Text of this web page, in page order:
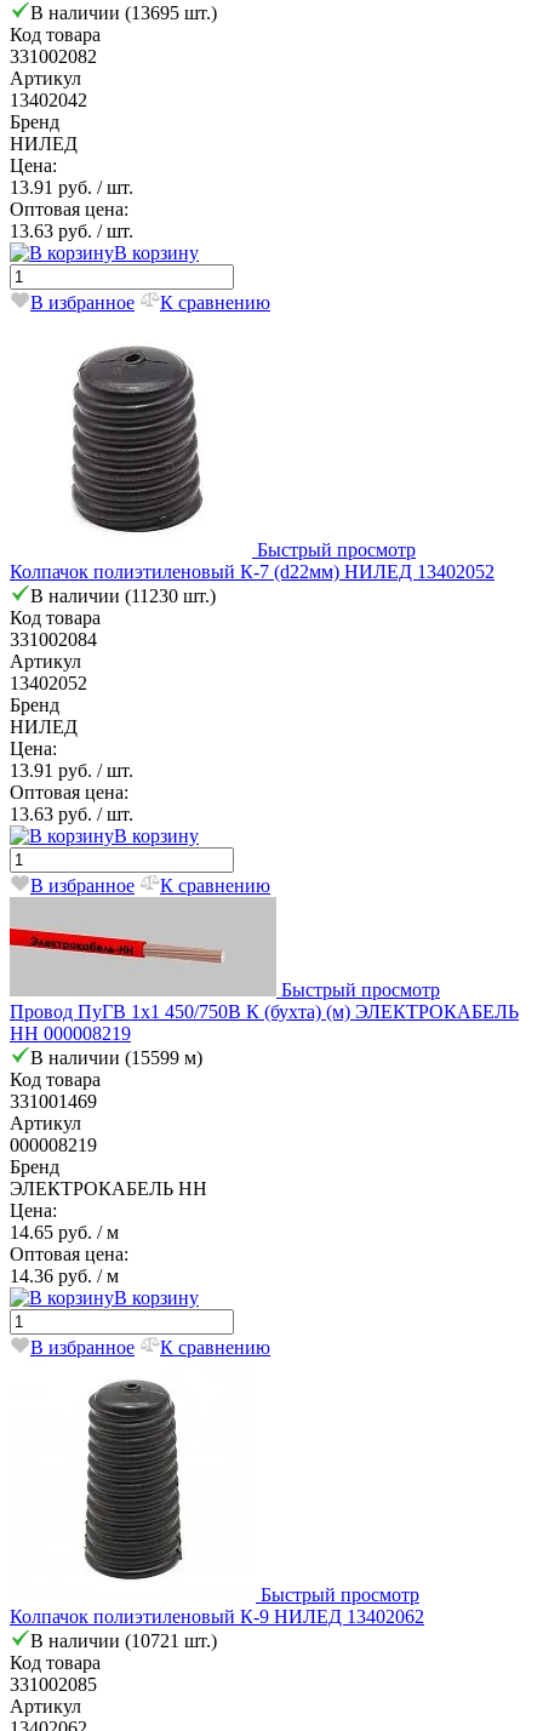
В наличии (13695 шт.)
Код товара
331002082
Артикул
13402042
Бренд
НИЛЕД
Цена:
13.91 руб. / шт.
Оптовая цена:
13.63 руб. / шт.
В корзину
В избранное К сравнению
Быстрый просмотр
Колпачок полиэтиленовый К-7 (d22мм) НИЛЕД 13402052
В наличии (11230 шт.)
Код товара
331002084
Артикул
13402052
Бренд
НИЛЕД
Цена:
13.91 руб. / шт.
Оптовая цена:
13.63 руб. / шт.
В корзину
В избранное К сравнению
Быстрый просмотр
Провод ПуГВ 1х1 450/750В К (бухта) (м) ЭЛЕКТРОКАБЕЛЬ
НН 000008219
В наличии (15599 м)
Код товара
331001469
Артикул
000008219
Бренд
ЭЛЕКТРОКАБЕЛЬ НН
Цена:
14.65 руб. / м
Оптовая цена:
14.36 руб. / м
В корзину
В избранное К сравнению
Быстрый просмотр
Колпачок полиэтиленовый К-9 НИЛЕД 13402062
В наличии (10721 шт.)
Код товара
331002085
Артикул